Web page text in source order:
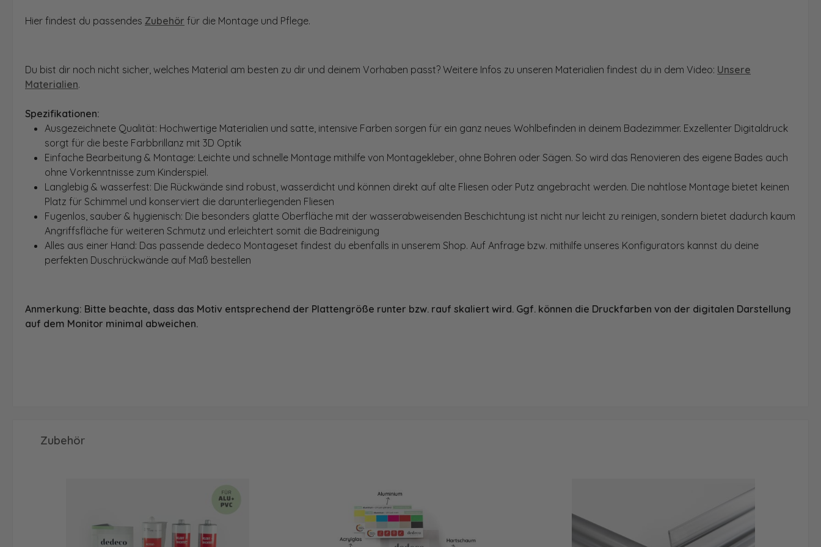
Hier findest du passendes Zubehör für die Montage und Pflege.
Du bist dir noch nicht sicher, welches Material am besten zu dir und deinem Vorhaben passt? Weitere Infos zu unseren Materialien findest du in dem Video: Unsere
Materialien.
Spezifikationen:
Ausgezeichnete Qualität: Hochwertige Materialien und satte, intensive Farben sorgen für ein ganz neues Wohlbefinden in deinem Badezimmer. Exzellenter Digitaldruck
sorgt für die beste Farbbrillanz mit 3D Optik
Einfache Bearbeitung & Montage: Leichte und schnelle Montage mithilfe von Montagekleber, ohne Bohren oder Sägen. So wird das Renovieren des eigene Bades auch
ohne Vorkenntnisse zum Kinderspiel.
Langlebig & wasserfest: Die Rückwände sind robust, wasserdicht und können direkt auf alte Fliesen oder Putz angebracht werden. Die nahtlose Montage bietet keinen
Platz für Schimmel und konserviert die darunterliegenden Fliesen
Fugenlos, sauber & hygienisch: Die besonders glatte Oberfläche mit der wasserabweisenden Beschichtung ist nicht nur leicht zu reinigen, sondern bietet dadurch kaum
Angriffsfläche für weiteren Schmutz und erleichtert somit die Badreinigung
Alles aus einer Hand: Das passende dedeco Montageset findest du ebenfalls in unserem Shop. Auf Anfrage bzw. mithilfe unseres Konfigurators kannst du deine
perfekten Duschrückwände auf Maß bestellen
Anmerkung: Bitte beachte, dass das Motiv entsprechend der Plattengröße runter bzw. rauf skaliert wird. Ggf. können die Druckfarben von der digitalen Darstellung
auf dem Monitor minimal abweichen.
Produktgalerie überspringen
Zubehör